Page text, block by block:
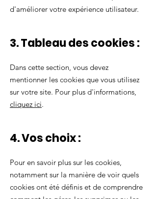
d'améliorer votre expérience utilisateur.
3. Tableau des cookies :
Dans cette section, vous devez
mentionner les cookies que vous utilisez
sur votre site. Pour plus d'informations,
cliquez ici.
4. Vos choix :
Pour en savoir plus sur les cookies,
notamment sur la manière de voir quels
cookies ont été définis et de comprendre